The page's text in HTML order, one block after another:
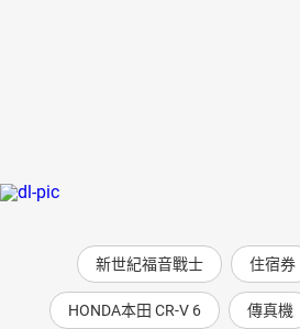
新世紀福音戰士 住宿券
HONDA本田 CR-V 6 傳真機